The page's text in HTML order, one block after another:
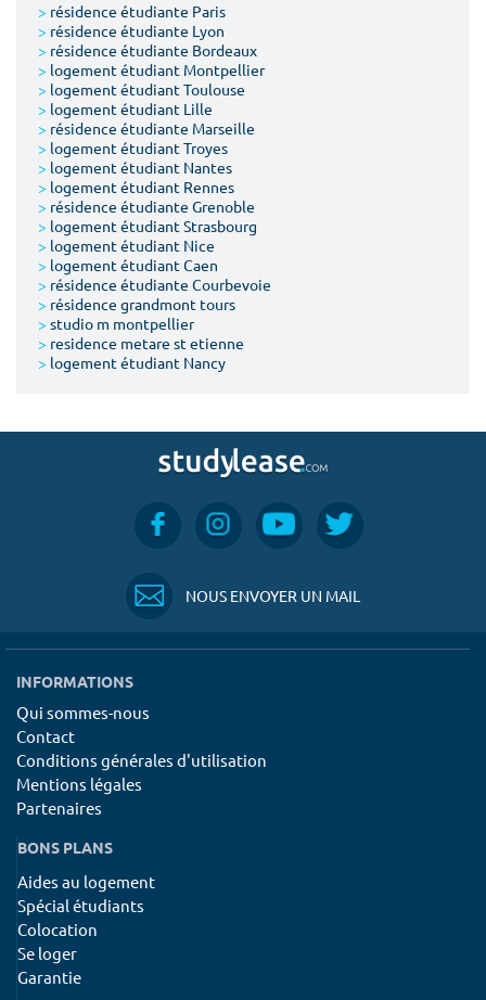
> résidence étudiante Paris
> résidence étudiante Lyon
> résidence étudiante Bordeaux
> logement étudiant Montpellier
> logement étudiant Toulouse
> logement étudiant Lille
> résidence étudiante Marseille
> logement étudiant Troyes
> logement étudiant Nantes
> logement étudiant Rennes
> résidence étudiante Grenoble
> logement étudiant Strasbourg
> logement étudiant Nice
> logement étudiant Caen
> résidence étudiante Courbevoie
> résidence grandmont tours
> studio m montpellier
> residence metare st etienne
> logement étudiant Nancy
NOUS ENVOYER UN MAIL
INFORMATIONS
Qui sommes-nous
Contact
Conditions générales d'utilisation
Mentions légales
Partenaires
BONS PLANS
Aides au logement
Spécial étudiants
Colocation
Se loger
Garantie